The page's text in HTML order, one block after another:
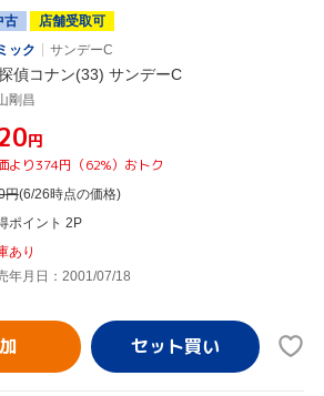
古
店舗受取可
ック
サンデーC
偵コナン(33) サンデーC
剛昌
円
より374円（62%）おトク
円(6/26時点の価格)
ポイント 2P
あり
年月日：2001/07/18